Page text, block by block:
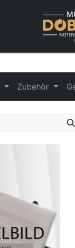
Zubehör